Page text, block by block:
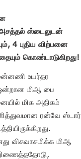
அசத்தல் ஸ்டைலுடன்
4 புதிய விற்பனை
கொண்டாடுகிறது!
உயர்தர
ஒன்றான மிஆ பை
மிக அதிகம்
ரன்வே ஸ்டார்
விசுவாசமிக்க மிஆ